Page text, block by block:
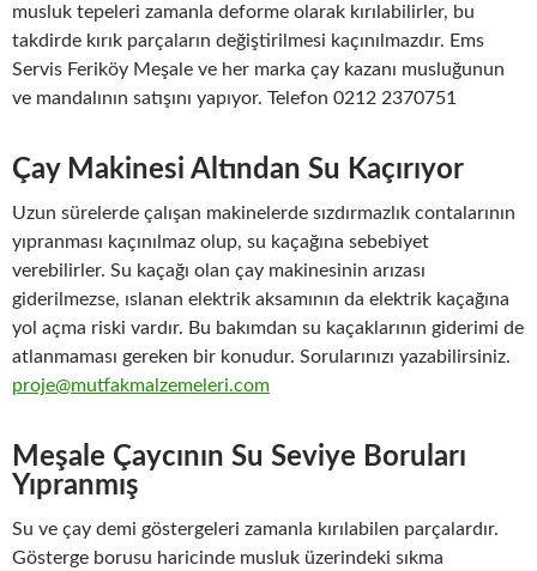
musluk tepeleri zamanla deforme olarak kırılabilirler, bu
takdirde kırık parçaların değiştirilmesi kaçınılmazdır. Ems
Servis Feriköy Meşale ve her marka çay kazanı musluğunun
ve mandalının satışını yapıyor. Telefon 0212 2370751
Çay Makinesi Altından Su Kaçırıyor
Uzun sürelerde çalışan makinelerde sızdırmazlık contalarının
yıpranması kaçınılmaz olup, su kaçağına sebebiyet
verebilirler. Su kaçağı olan çay makinesinin arızası
giderilmezse, ıslanan elektrik aksamının da elektrik kaçağına
yol açma riski vardır. Bu bakımdan su kaçaklarının giderimi de
atlanmaması gereken bir konudur. Sorularınızı yazabilirsiniz.
proje@mutfakmalzemeleri.com
Meşale Çaycının Su Seviye Boruları
Yıpranmış
Su ve çay demi göstergeleri zamanla kırılabilen parçalardır.
Gösterge borusu haricinde musluk üzerindeki sıkma